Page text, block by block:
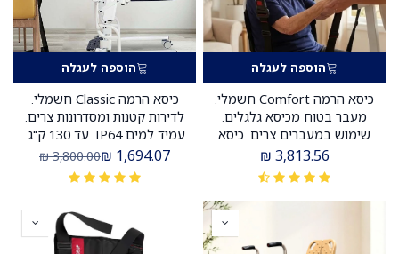
הוספה לעגלה
כיסא הרמה Comfort חשמלי.
מעבר בטוח מכיסא גלגלים.
שימוש במעברים צרים. כיסא
אמבטיה עומס 150 ק"ג. ס.מדיק
יבוא
3,813.56
₪
הוספה לעגלה
כיסא הרמה Classic חשמלי.
לדירות קטנות ומסדרונות צרים.
עמיד למים IP64. עד 130 ק"ג.
ס.מדיק יבוא1,694.07
₪
3,800.00
₪